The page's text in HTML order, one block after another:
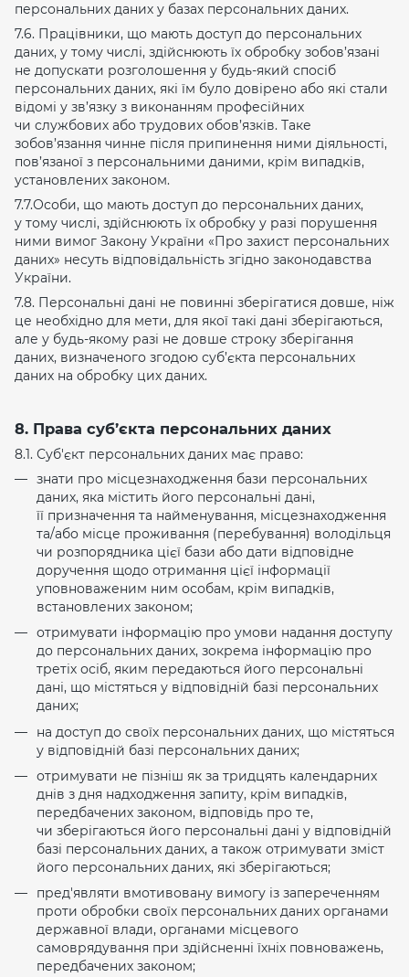
персональних даних у базах персональних даних.
7.6. Працівники, що мають доступ до персональних
даних, у тому числі, здійснюють їх обробку зобов’язані
не допускати розголошення у будь-який спосіб
персональних даних, які їм було довірено або які стали
відомі у зв’язку з виконанням професійних
чи службових або трудових обов’язків. Таке
зобов’язання чинне після припинення ними діяльності,
пов’язаної з персональними даними, крім випадків,
установлених законом.
7.7.Особи, що мають доступ до персональних даних,
у тому числі, здійснюють їх обробку у разі порушення
ними вимог Закону України «Про захист персональних
даних» несуть відповідальність згідно законодавства
України.
7.8. Персональні дані не повинні зберігатися довше, ніж
це необхідно для мети, для якої такі дані зберігаються,
але у будь-якому разі не довше строку зберігання
даних, визначеного згодою суб’єкта персональних
даних на обробку цих даних.
8. Права суб’єкта персональних даних
8.1. Суб'єкт персональних даних має право:
знати про місцезнаходження бази персональних
даних, яка містить його персональні дані,
її призначення та найменування, місцезнаходження
та/або місце проживання (перебування) володільця
чи розпорядника цієї бази або дати відповідне
доручення щодо отримання цієї інформації
уповноваженим ним особам, крім випадків,
встановлених законом;
отримувати інформацію про умови надання доступу
до персональних даних, зокрема інформацію про
третіх осіб, яким передаються його персональні
дані, що містяться у відповідній базі персональних
даних;
на доступ до своїх персональних даних, що містяться
у відповідній базі персональних даних;
отримувати не пізніш як за тридцять календарних
днів з дня надходження запиту, крім випадків,
передбачених законом, відповідь про те,
чи зберігаються його персональні дані у відповідній
базі персональних даних, а також отримувати зміст
його персональних даних, які зберігаються;
пред'являти вмотивовану вимогу із запереченням
проти обробки своїх персональних даних органами
державної влади, органами місцевого
самоврядування при здійсненні їхніх повноважень,
передбачених законом;